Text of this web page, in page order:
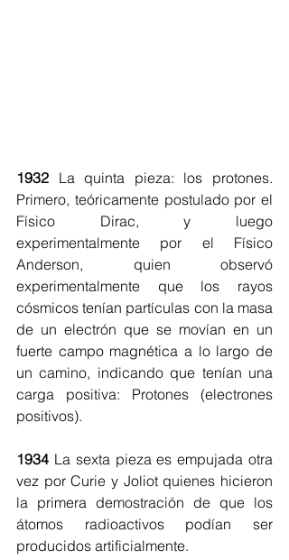
1932 La quinta pieza: los protones.
Primero, teóricamente postulado por el
Físico Dirac, y luego
experimentalmente por el Físico
Anderson, quien observó
experimentalmente que los rayos
cósmicos tenían partículas con la masa
de un electrón que se movían en un
fuerte campo magnética a lo largo de
un camino, indicando que tenían una
carga positiva: Protones (electrones
positivos).
1934 La sexta pieza es empujada otra
vez por Curie y Joliot quienes hicieron
la primera demostración de que los
átomos radioactivos podían ser
producidos artificialmente.